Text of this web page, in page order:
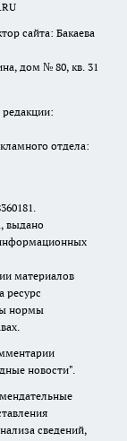
сайта: Бакаева
дом № 80, кв. 31
отдела:
выдано
материалов
ресурс
нормы
новости".
сведений,